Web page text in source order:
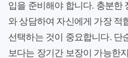
입을 준비해야 합니다. 충분한
와 상담하여 자신에게 가장 적
선택하는 것이 중요합니다. 단
보다는 장기간 보장이 가능한